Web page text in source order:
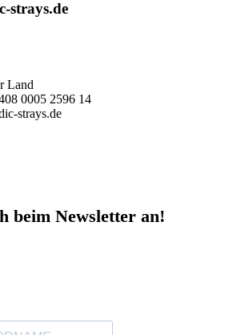
strays.de
Land
0005 2596 14
strays.de
beim Newsletter an!